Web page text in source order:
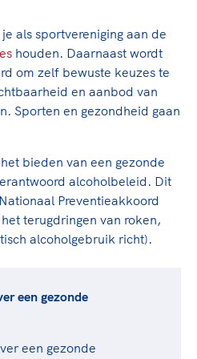
kader
Experts
2027
topsport
als sportvereniging aan de
houden. Daarnaast wordt
om zelf bewuste keuzes te
en aanbod van
Sporten en gezondheid gaan
bieden van een gezonde
alcoholbeleid. Dit
Preventieakkoord
terugdringen van roken,
alcoholgebruik richt).
een gezonde
een gezonde